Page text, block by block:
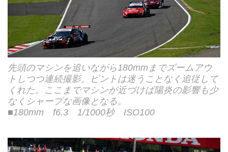
先頭のマシンを追いながら180mmまでズームアウ
トしつつ連続撮影。ピントは迷うことなく追従して
くれた。ここまでマシンが近づけば陽炎の影響も少
なくシャープな画像となる。
■180mm f6.3 1/1000秒 ISO100